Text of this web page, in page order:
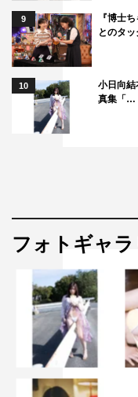
9
『博士
とのタ
10
小日向結
真集「…
フォトギャラ